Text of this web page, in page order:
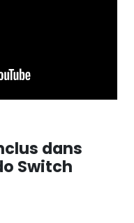
dans
Switch